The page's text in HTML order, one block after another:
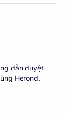
dẫn duyệt
Herond.